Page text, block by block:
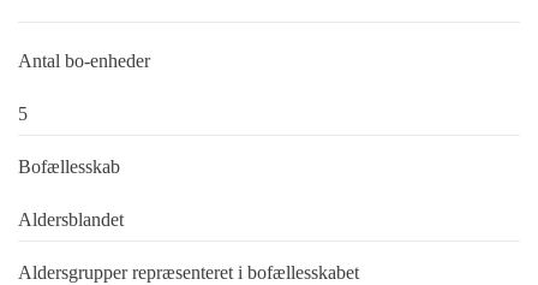
Antal bo-enheder
5
Bofællesskab
Aldersblandet
Aldersgrupper repræsenteret i bofællesskabet